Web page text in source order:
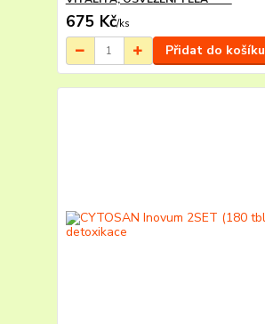
675 Kč/ks
Přidat do košíku